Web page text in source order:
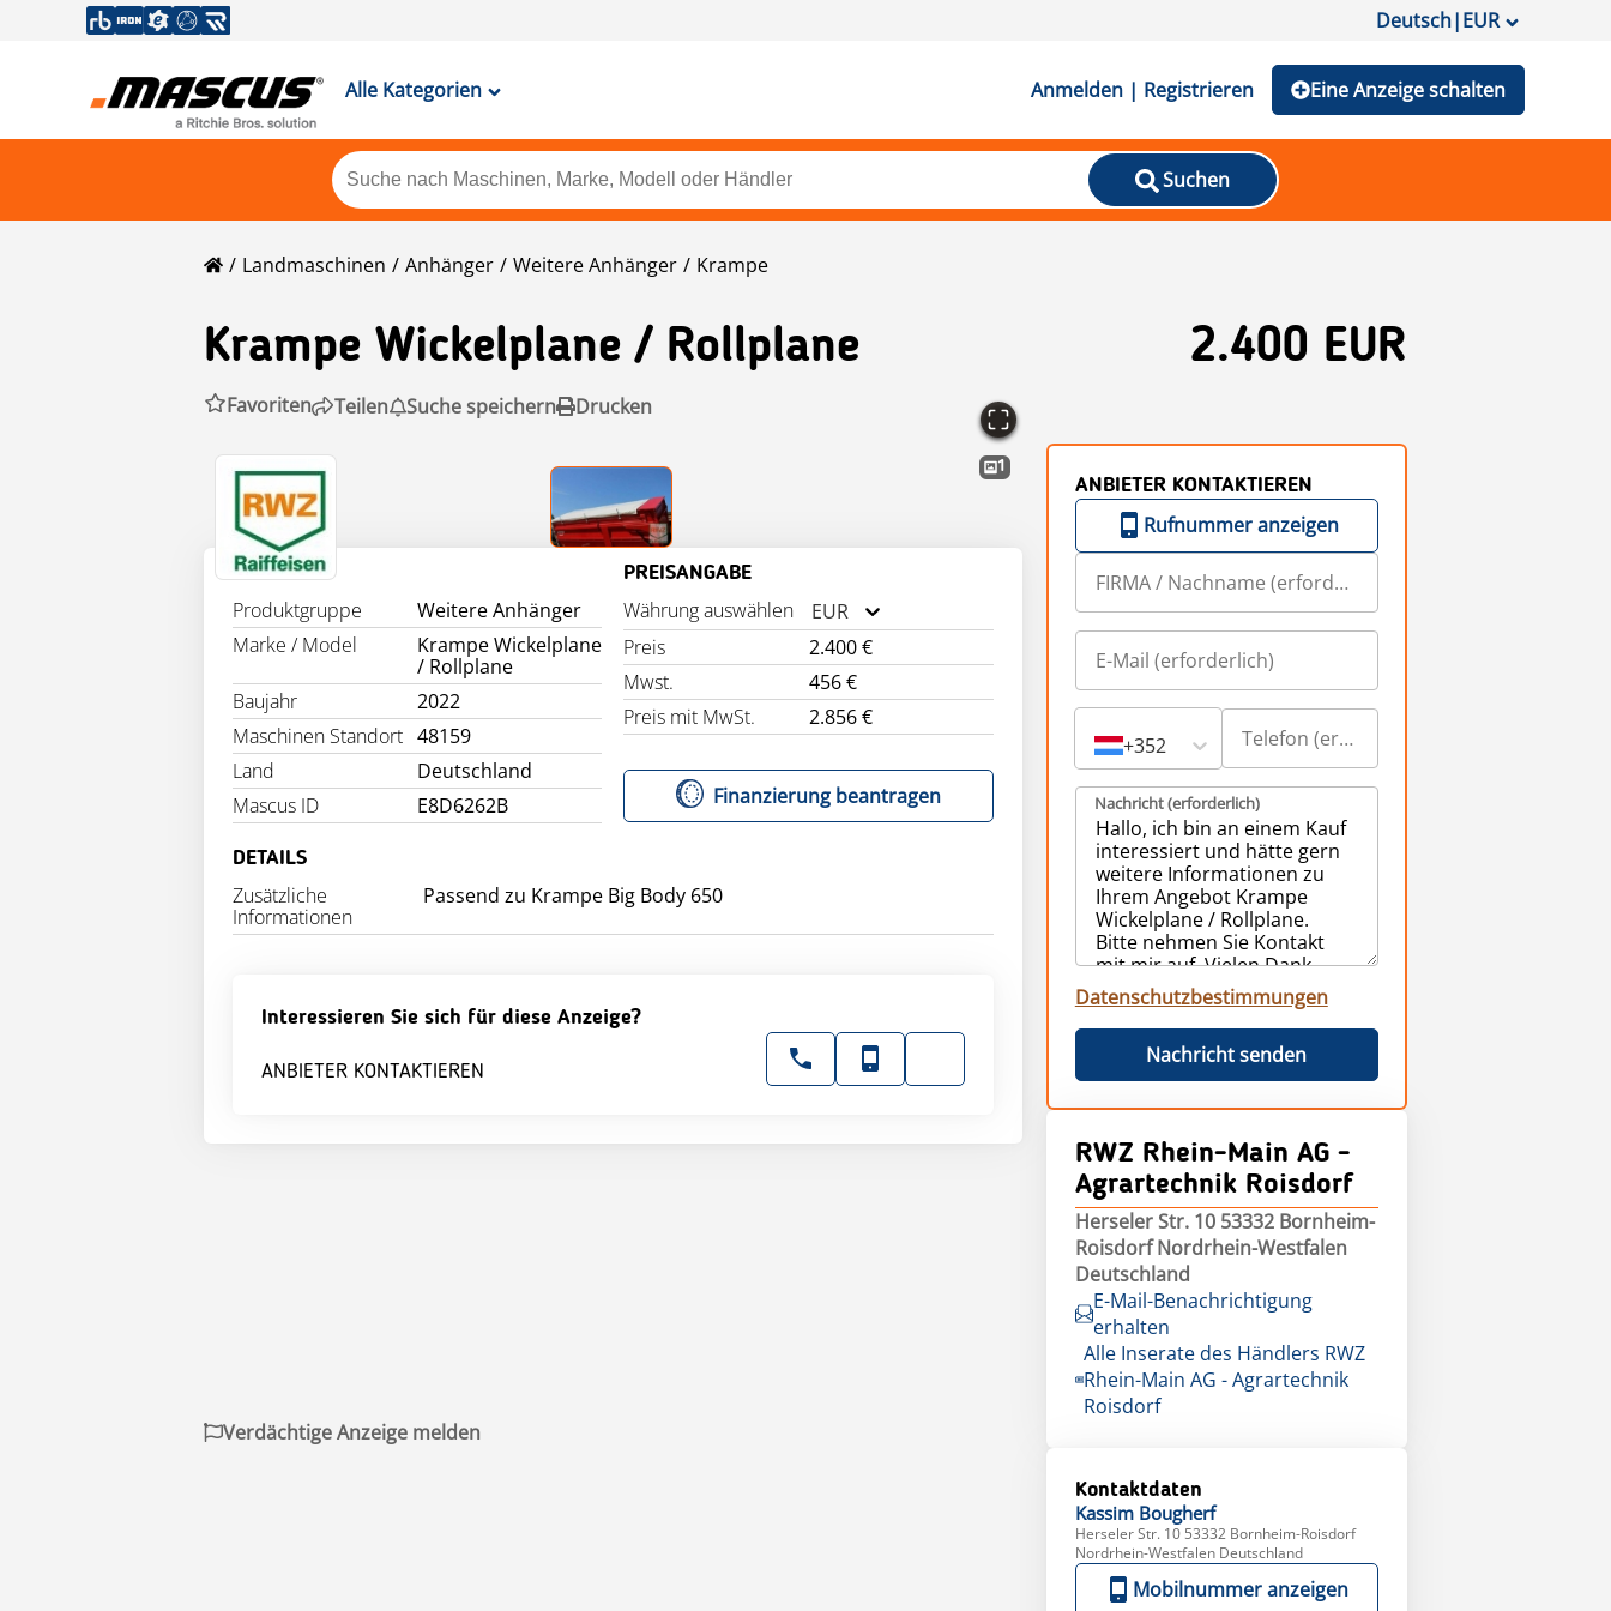
Deutsch|EUR
Alle Kategorien Anmelden | Registrieren Eine Anzeige schalten
Suchen
Landmaschinen Anhänger Weitere Anhänger Krampe
Krampe Wickelplane / Rollplane 2.400 EUR
Favoriten Teilen Suche speichern Drucken
1
INFO
Produktgruppe
Weitere Anhänger
Marke / Model
Krampe Wickelplane
/ Rollplane
Baujahr
2022
Maschinen Standort 48159
Land
Deutschland
Mascus ID
E8D6262B
PREISANGABE
Währung auswählen
EUR
Preis
2.400 €
Mwst.
456 €
Preis mit MwSt.
2.856 €
Finanzierung beantragen
DETAILS
Zusätzliche
Informationen
Passend zu Krampe Big Body 650
Interessieren Sie sich für diese Anzeige?
ANBIETER KONTAKTIEREN
ANBIETER KONTAKTIEREN
Rufnummer anzeigen
+352
Nachricht (erforderlich)
Datenschutzbestimmungen
Nachricht senden
RWZ Rhein-Main AG -
Agrartechnik Roisdorf
Herseler Str. 10 53332 Bornheim-
Roisdorf Nordrhein-Westfalen
Deutschland
E-Mail-Benachrichtigung
erhalten
Alle Inserate des Händlers RWZ
Rhein-Main AG - Agrartechnik
Roisdorf
Kontaktdaten
Kassim Bougherf
Herseler Str. 10 53332 Bornheim-Roisdorf
Nordrhein-Westfalen Deutschland
Mobilnummer anzeigen
Verdächtige Anzeige melden